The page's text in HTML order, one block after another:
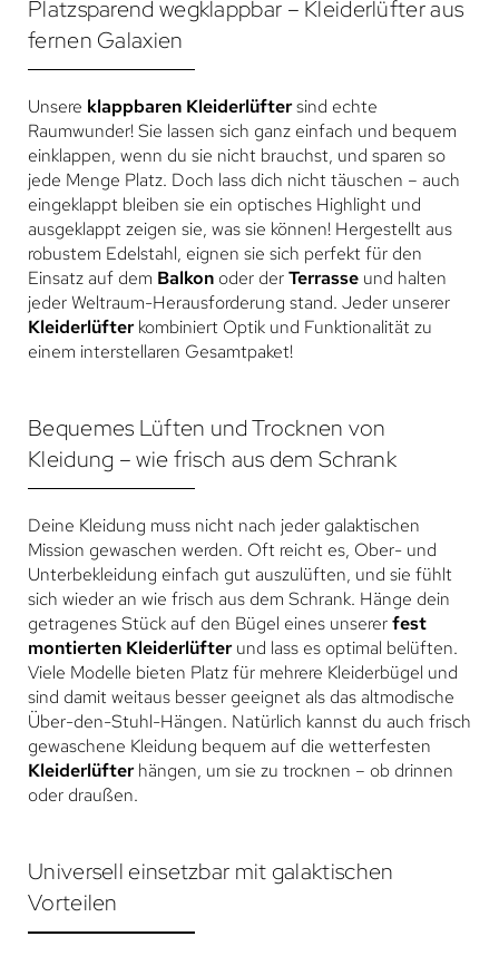
Platzsparend wegklappbar – Kleiderlüfter aus
fernen Galaxien
Unsere klappbaren Kleiderlüftersind echte
Raumwunder! Sie lassen sich ganz einfach und bequem
einklappen, wenn du sie nicht brauchst, und sparen so
jede Menge Platz. Doch lass dich nicht täuschen – auch
eingeklappt bleiben sie ein optisches Highlight und
ausgeklappt zeigen sie, was sie können! Hergestellt aus
robustem Edelstahl, eignen sie sich perfekt für den
Einsatz auf dem Balkon oder derTerrasse und halten
jeder Weltraum-Herausforderung stand. Jeder unserer
Kleiderlüfterkombiniert Optik und Funktionalität zu
einem interstellaren Gesamtpaket!
Bequemes Lüften und Trocknen von
Kleidung – wie frisch aus dem Schrank
Deine Kleidung muss nicht nach jeder galaktischen
Mission gewaschen werden. Oft reicht es, Ober- und
Unterbekleidung einfach gut auszulüften, und sie fühlt
sich wieder an wie frisch aus dem Schrank. Hänge dein
getragenes Stück auf den Bügel eines unsererfest
montierten Kleiderlüfterund lass es optimal belüften.
Viele Modelle bieten Platz für mehrere Kleiderbügel und
sind damit weitaus besser geeignet als das altmodische
Über-den-Stuhl-Hängen. Natürlich kannst du auch frisch
gewaschene Kleidung bequem auf die wetterfesten
Kleiderlüfterhängen, um sie zu trocknen – ob drinnen
oder draußen.
Universell einsetzbar mit galaktischen
Vorteilen